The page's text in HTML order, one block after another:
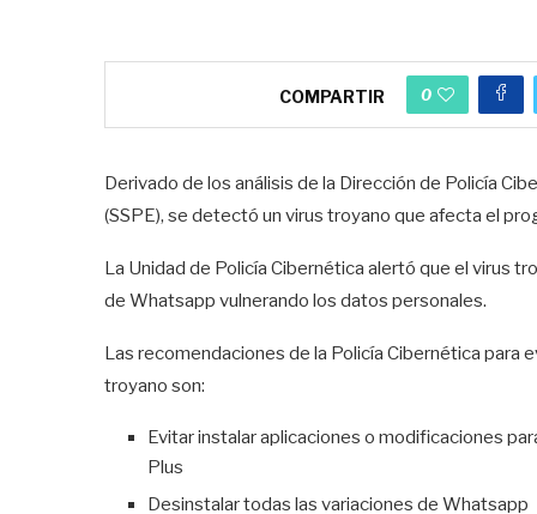
COMPARTIR 0
Derivado de los análisis de la Dirección de Policía
(SSPE), se detectó un virus troyano que afecta el
La Unidad de Policía Cibernética alertó que el virus
de Whatsapp vulnerando los datos personales.
Las recomendaciones de la Policía Cibernética
troyano son:
Evitar instalar aplicaciones o modificaciones
Plus
Desinstalar todas las variaciones de Whatsapp